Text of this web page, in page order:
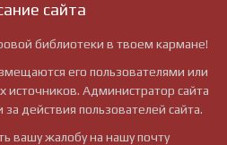
сайта
библиотеки в твоем кармане!
его пользователями или
источников. Администратор сайта
действия пользователей сайта.
вашу жалобу на нашу почту